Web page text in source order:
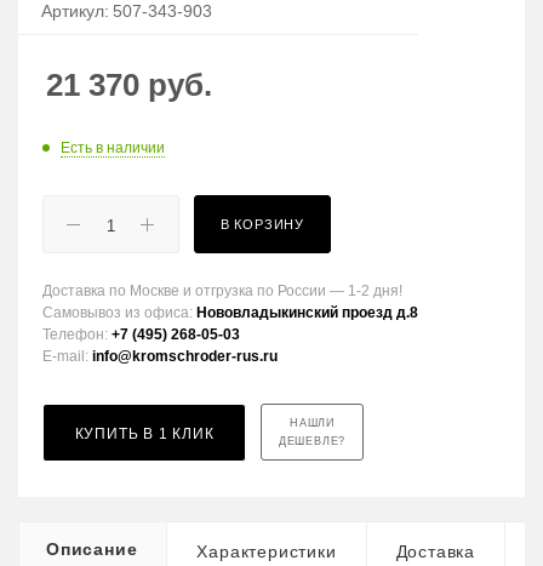
Артикул: 507-343-903
21 370 руб.
Есть в наличии
В КОРЗИНУ
Доставка по Москве и отгрузка по России — 1-2 дня!
Самовывоз из офиса: Нововладыкинский проезд д.8
Телефон: +7 (495) 268-05-03
E-mail: info@kromschroder-rus.ru
КУПИТЬ В 1 КЛИК
НАШЛИ
ДЕШЕВЛЕ?
Описание Характеристики Доставка